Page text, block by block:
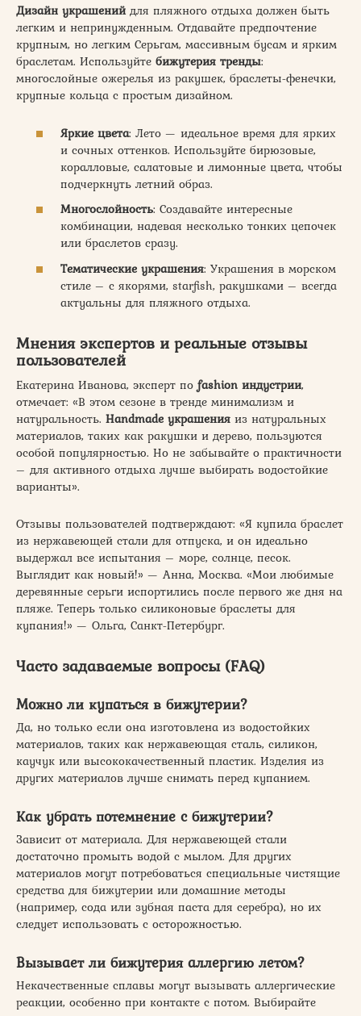
Дизайн украшенийдля пляжного отдыха должен быть
легким и непринужденным. Отдавайте предпочтение
крупным, но легким Серьгам, массивным бусам и ярким
браслетам. Используйте бижутерия тренды:
многослойные ожерелья из ракушек, браслеты-фенечки,
крупные кольца с простым дизайном.
Яркие цвета: Лето — идеальное время для ярких
и сочных оттенков. Используйте бирюзовые,
коралловые, салатовые и лимонные цвета, чтобы
подчеркнуть летний образ.
Многослойность: Создавайте интересные
комбинации, надевая несколько тонких цепочек
или браслетов сразу.
Тематические украшения: Украшения в морском
стиле – с якорями, starfish, ракушками – всегда
актуальны для пляжного отдыха.
Мнения экспертов и реальные отзывы
пользователей
Екатерина Иванова, эксперт поfashion индустрии,
отмечает: «В этом сезоне в тренде минимализм и
натуральность. Handmade украшения из натуральных
материалов, таких как ракушки и дерево, пользуются
особой популярностью. Но не забывайте о практичности
– для активного отдыха лучше выбирать водостойкие
варианты».
Отзывы пользователей подтверждают: «Я купила браслет
из нержавеющей стали для отпуска, и он идеально
выдержал все испытания – море, солнце, песок.
Выглядит как новый!» — Анна, Москва. «Мои любимые
деревянные серьги испортились после первого же дня на
пляже. Теперь только силиконовые браслеты для
купания!» — Ольга, Санкт-Петербург.
Часто задаваемые вопросы (FAQ)
Можно ли купаться в бижутерии?
Да, но только если она изготовлена из водостойких
материалов, таких как нержавеющая сталь, силикон,
каучук или высококачественный пластик. Изделия из
других материалов лучше снимать перед купанием.
Как убрать потемнение с бижутерии?
Зависит от материала. Для нержавеющей стали
достаточно промыть водой с мылом. Для других
материалов могут потребоваться специальные чистящие
средства для бижутерии или домашние методы
(например, сода или зубная паста для серебра), но их
следует использовать с осторожностью.
Вызывает ли бижутерия аллергию летом?
Некачественные сплавы могут вызывать аллергические
реакции, особенно при контакте с потом. Выбирайте